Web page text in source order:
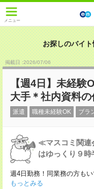
メニュー
お探しのバイト
掲載日 :2026/07/06
【週4日】未経験
大手＊社内資料の
派遣 職種未経験OK ブラ
≪マスコミ関連
はゆっくり９時
週4日勤務！同業務の方も
もっとみる